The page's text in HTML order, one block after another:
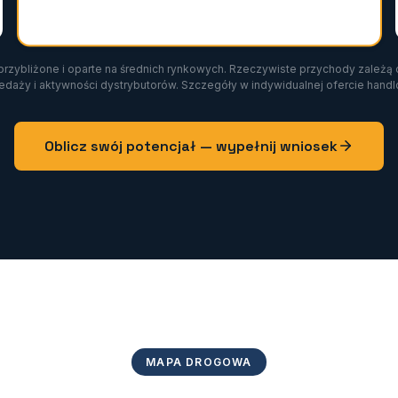
i oparte na średnich rynkowych. Rzeczywiste przychody zależą
i aktywności dystrybutorów. Szczegóły w indywidualnej ofercie
Oblicz swój potencjał — wypełnij wniosek
MAPA DROGOWA